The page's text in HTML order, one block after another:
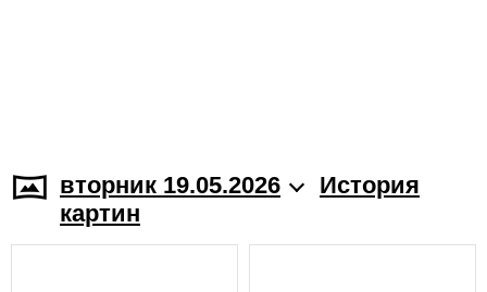
вторник 19.05.2026
История
картин